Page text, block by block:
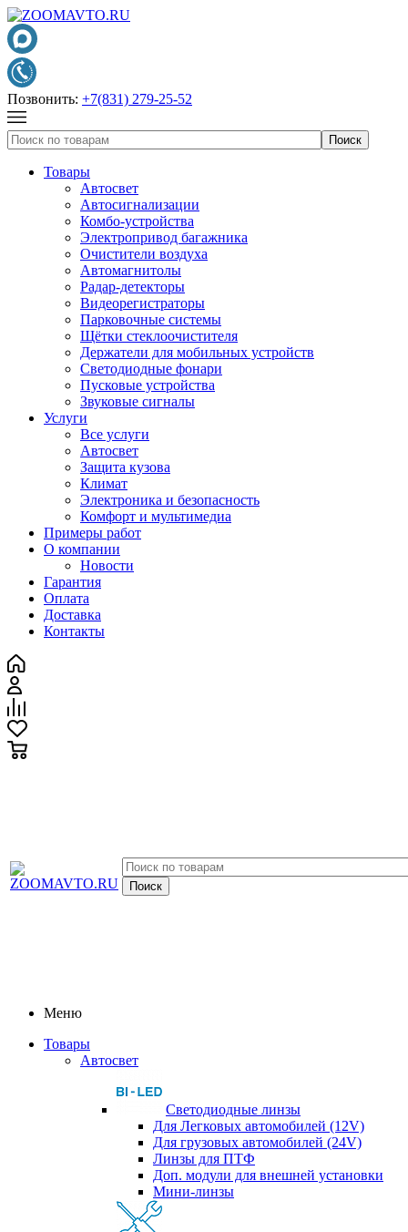
Позвонить: +7(831) 279-25-52
Товары
Автосвет
Автосигнализации
Комбо-устройства
Электропривод багажника
Очистители воздуха
Автомагнитолы
Радар-детекторы
Видеорегистраторы
Парковочные системы
Щётки стеклоочистителя
Держатели для мобильных устройств
Светодиодные фонари
Пусковые устройства
Звуковые сигналы
Услуги
Все услуги
Автосвет
Защита кузова
Климат
Электроника и безопасность
Комфорт и мультимедиа
Примеры работ
О компании
Новости
Гарантия
Оплата
Доставка
Контакты
Меню
Товары
Автосвет
Светодиодные линзы
Для Легковых автомобилей (12V)
Для грузовых автомобилей (24V)
Линзы для ПТФ
Доп. модули для внешней установки
Мини-линзы